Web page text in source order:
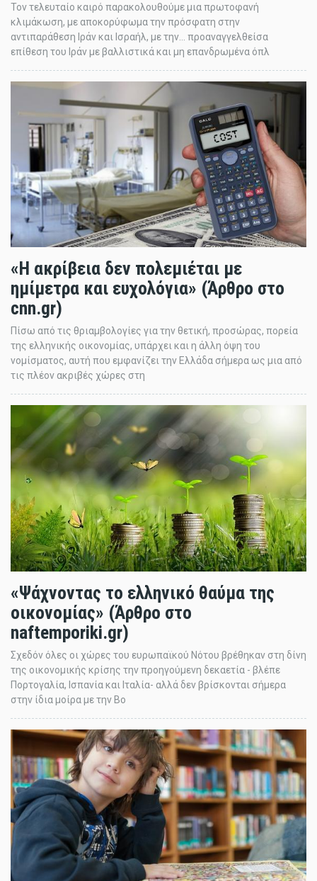
Τον τελευταίο καιρό παρακολουθούμε μια πρωτοφανή
κλιμάκωση, με αποκορύφωμα την πρόσφατη στην
αντιπαράθεση Ιράν και Ισραήλ, με την… προαναγγελθείσα
επίθεση του Ιράν με βαλλιστικά και μη επανδρωμένα όπλ
«Η ακρίβεια δεν πολεμιέται με
ημίμετρα και ευχολόγια» (Άρθρο στο
cnn.gr)
Πίσω από τις θριαμβολογίες για την θετική, προσώρας, πορεία
της ελληνικής οικονομίας, υπάρχει και η άλλη όψη του
νομίσματος, αυτή που εμφανίζει την Ελλάδα σήμερα ως μια από
τις πλέον ακριβές χώρες στη
«Ψάχνοντας το ελληνικό θαύμα της
οικονομίας» (Άρθρο στο
naftemporiki.gr)
Σχεδόν όλες οι χώρες του ευρωπαϊκού Νότου βρέθηκαν στη δίνη
της οικονομικής κρίσης την προηγούμενη δεκαετία - βλέπε
Πορτογαλία, Ισπανία και Ιταλία- αλλά δεν βρίσκονται σήμερα
στην ίδια μοίρα με την Βο